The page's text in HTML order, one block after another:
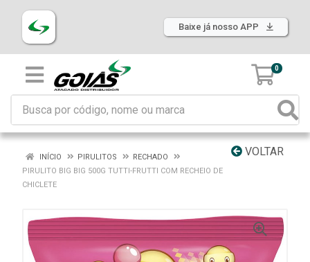
Baixe já nosso APP
0
VOLTAR
INÍCIO PIRULITOS
RECHADO
PIRULITO BIG BIG 500G TUTTI-FRUTTI COM RECHEIO DE
CHICLETE